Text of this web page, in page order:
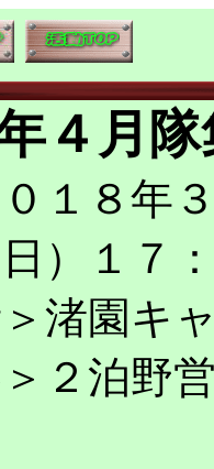
４月
１８年
）１７
渚園キ
２泊野